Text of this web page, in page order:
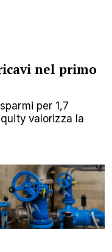
nel primo
per 1,7
valorizza la